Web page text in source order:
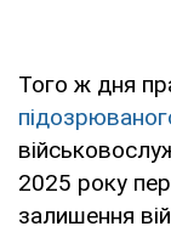
Того ж дня
2025 року
залишення